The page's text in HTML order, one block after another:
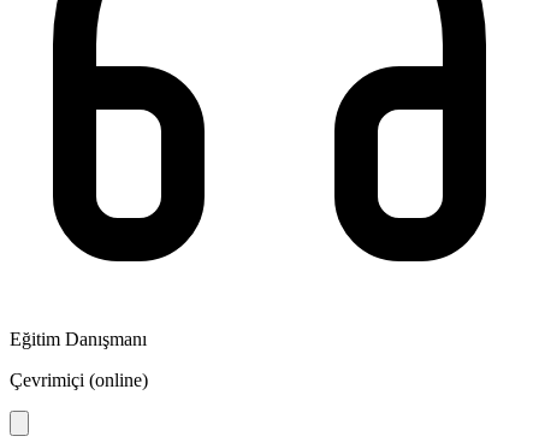
Eğitim Danışmanı
Çevrimiçi (online)